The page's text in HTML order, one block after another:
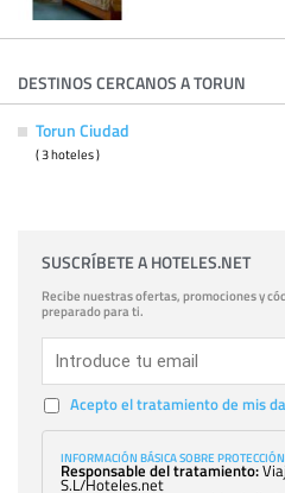
DESTINOS CERCANOS A TORUN
Torun Ciudad
( 3 hoteles )
SUSCRÍBETE A HOTELES.NET
Recibe nuestras ofertas, promociones y
preparado para ti.
Acepto el tratamiento de mis
INFORMACIÓN BÁSICA SOBRE
Responsable del tratamiento:
S.L/Hoteles.net